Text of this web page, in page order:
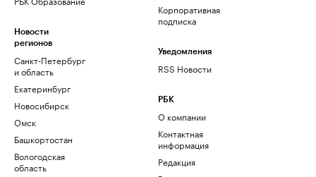
Новости
регионов
Санкт-Петербург
и область
Екатеринбург
Новосибирск
Омск
Башкортостан
Вологодская
область
Корпоративная
подписка
Уведомления
RSS Новости
РБК
О компании
Контактная
информация
Редакция